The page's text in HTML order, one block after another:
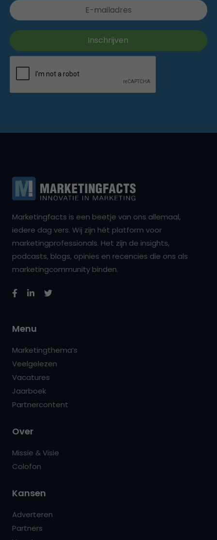
Marketingfacts is een beetje van ons allemaal,
iedere dag vers. Wij zijn hét platform voor
marketingprofessionals. Het zijn de insights,
podcasts, blogs, opinies en recencies die ons als
marketingcommunity binden.
Menu
Marketingthema’s
Veelgelezen
Vacatures
Jaarboek
Partnercontent
Over
Missie & Visie
Colofon
Kansen
Adverteren
Partners